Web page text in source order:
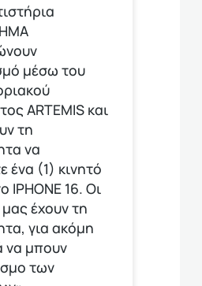
μέσω του
ARTEMIS και
τη
να
ένα (1) κινητό
ΙΡΗΟΝΕ 16. Οι
έχουν τη
για ακόμη
να μπουν
των